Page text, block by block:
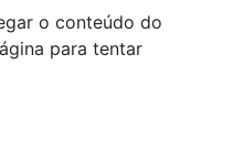
o conteúdo do
para tentar